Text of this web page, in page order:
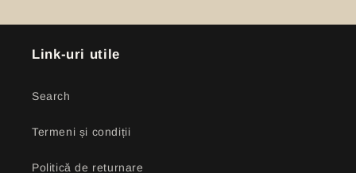
Link-uri utile
Search
Termeni și condiții
Politică de returnare